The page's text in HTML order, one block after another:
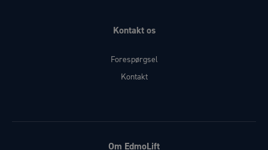
Kontakt os
Forespørgsel
Kontakt
Om EdmoLift